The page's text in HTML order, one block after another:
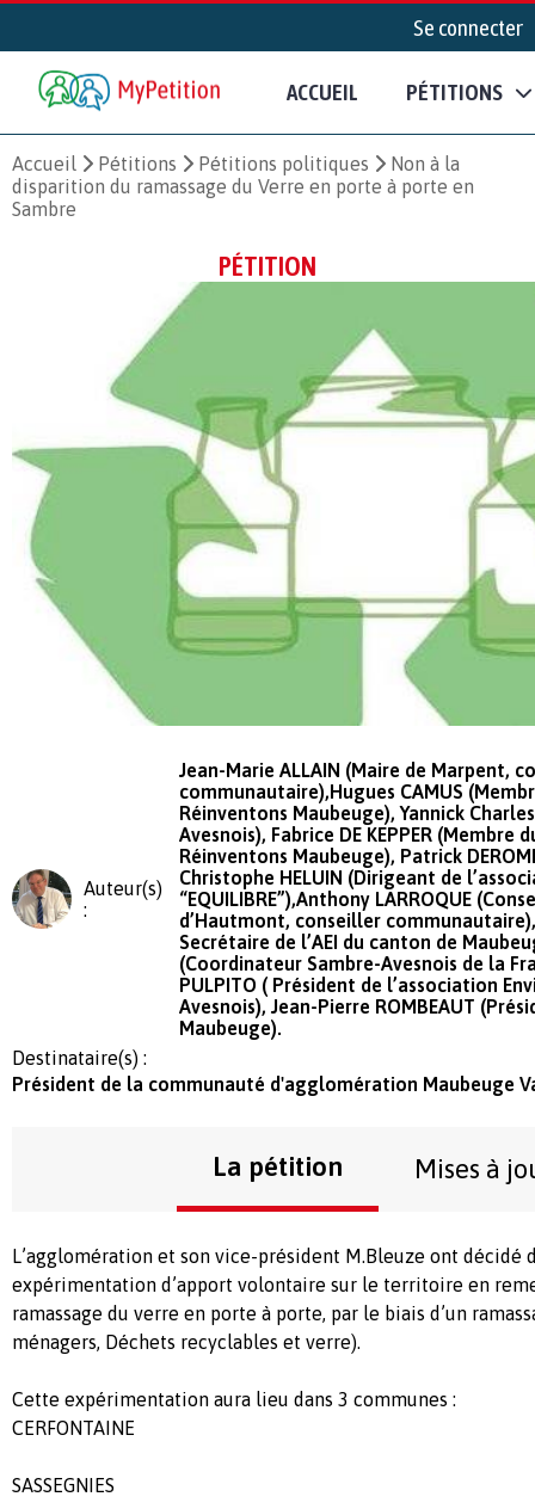
Se connecter
ACCUEIL PÉTITIONS
Accueil Pétitions Pétitions politiques
Non à la
disparition du ramassage du Verre en porte à porte en
Sambre
PÉTITION
Auteur(s)
:
Jean-Marie ALLAIN (Maire de Marpent,
communautaire),Hugues CAMUS
Réinventons Maubeuge), Yannick
Avesnois), Fabrice DE KEPPER
Réinventons Maubeuge), Patrick
Christophe HELUIN (Dirigeant de
“EQUILIBRE”),Anthony LARROQUE
d’Hautmont, conseiller
Secrétaire de l’AEI du canton de
(Coordinateur Sambre-Avesnois de la
PULPITO ( Président de l’association
Avesnois), Jean-Pierre ROMBEAUT
Maubeuge).
Destinataire(s) :
Président de la communauté d'agglomération Maubeuge
La pétition Mises à
L’agglomération et son vice-président M.Bleuze ont décidé
expérimentation d’apport volontaire sur le territoire en
ramassage du verre en porte à porte, par le biais d’un
ménagers, Déchets recyclables et verre).
Cette expérimentation aura lieu dans 3 communes :
CERFONTAINE
SASSEGNIES